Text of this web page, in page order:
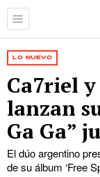
LO NUEVO
Ca7riel
lanzan
Ga Ga”
El dúo argentino
de su álbum ‘Free